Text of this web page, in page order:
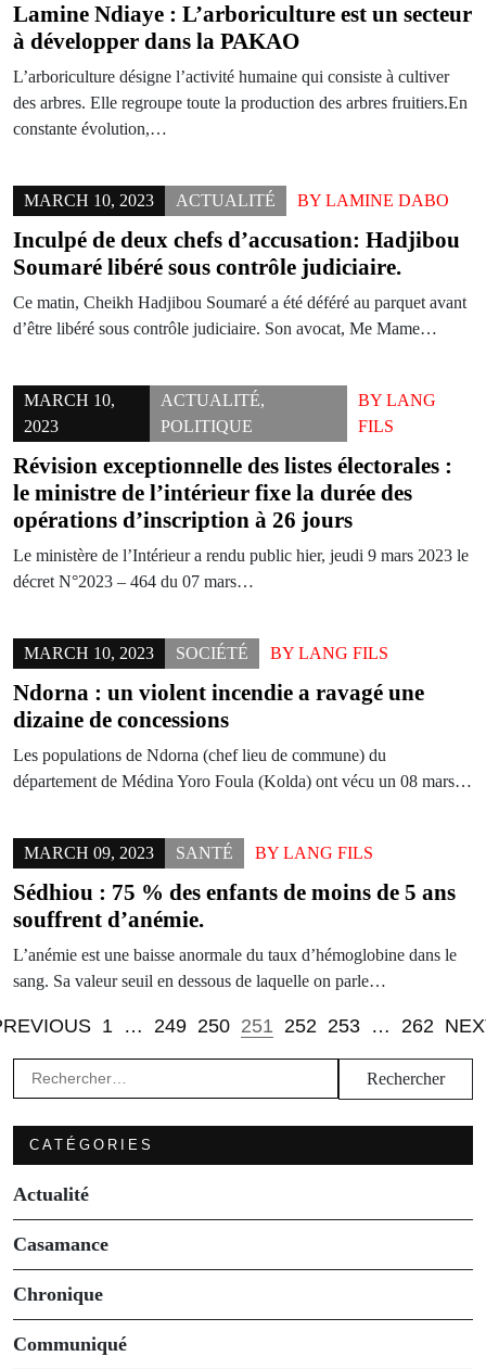
Lamine Ndiaye : L’arboriculture est un secteur
à développer dans la PAKAO
L’arboriculture désigne l’activité humaine qui consiste à cultiver
des arbres. Elle regroupe toute la production des arbres fruitiers.En
constante évolution,…
MARCH 10, 2023 ACTUALITÉ BY LAMINE DABO
Inculpé de deux chefs d’accusation: Hadjibou
Soumaré libéré sous contrôle judiciaire.
Ce matin, Cheikh Hadjibou Soumaré a été déféré au parquet avant
d’être libéré sous contrôle judiciaire. Son avocat, Me Mame…
MARCH 10,
2023
ACTUALITÉ,
POLITIQUE
BYLANG
FILS
Révision exceptionnelle des listes électorales :
le ministre de l’intérieur fixe la durée des
opérations d’inscription à 26 jours
Le ministère de l’Intérieur a rendu public hier, jeudi 9 mars 2023 le
décret N°2023 – 464 du 07 mars…
MARCH 10, 2023 SOCIÉTÉ BY LANG FILS
Ndorna : un violent incendie a ravagé une
dizaine de concessions
Les populations de Ndorna (chef lieu de commune) du
département de Médina Yoro Foula (Kolda) ont vécu un 08 mars…
MARCH 09, 2023 SANTÉ BY LANG FILS
Sédhiou : 75 % des enfants de moins de 5 ans
souffrent d’anémie.
L’anémie est une baisse anormale du taux d’hémoglobine dans le
sang. Sa valeur seuil en dessous de laquelle on parle…
1 … 249 250 251 252 253 … 262
Rechercher :
CATÉGORIES
Actualité
Casamance
Chronique
Communiqué